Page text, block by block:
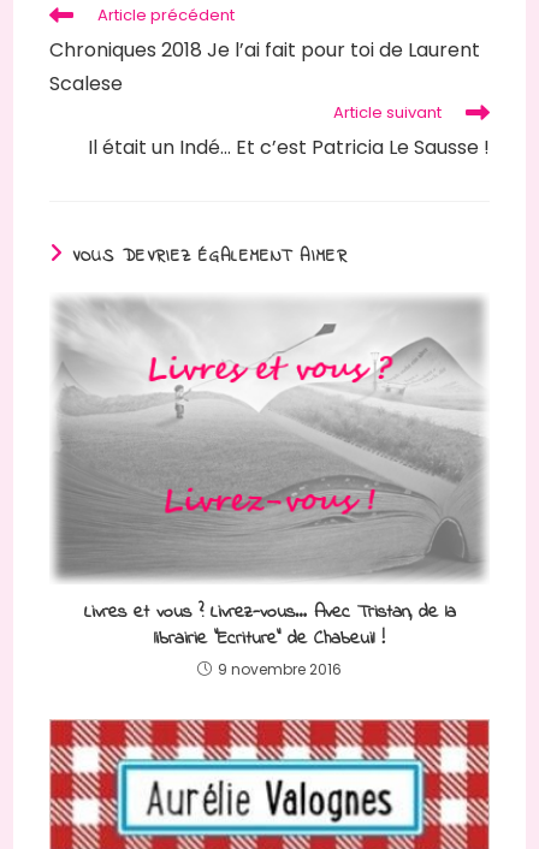
Read
more
articles
Article précédent
Chroniques 2018 Je l’ai fait pour toi de Laurent
Scalese
Article suivant
Il était un Indé… Et c’est Patricia Le Sausse !
VOUS DEVRIEZ ÉGALEMENT AIMER
Livres et vous ? Livrez-vous… Avec Tristan, de la
librairie “Ecriture” de Chabeuil !
9 novembre 2016